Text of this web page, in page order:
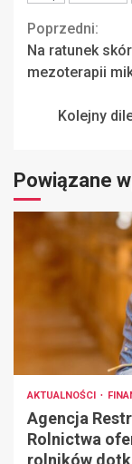
Continue
Reading
Poprzedni:
Na ratunek
mezoterapii
Kolejny
Powiązane
AKTUALNOŚCI
Agencja
Rolnictwa
rolników